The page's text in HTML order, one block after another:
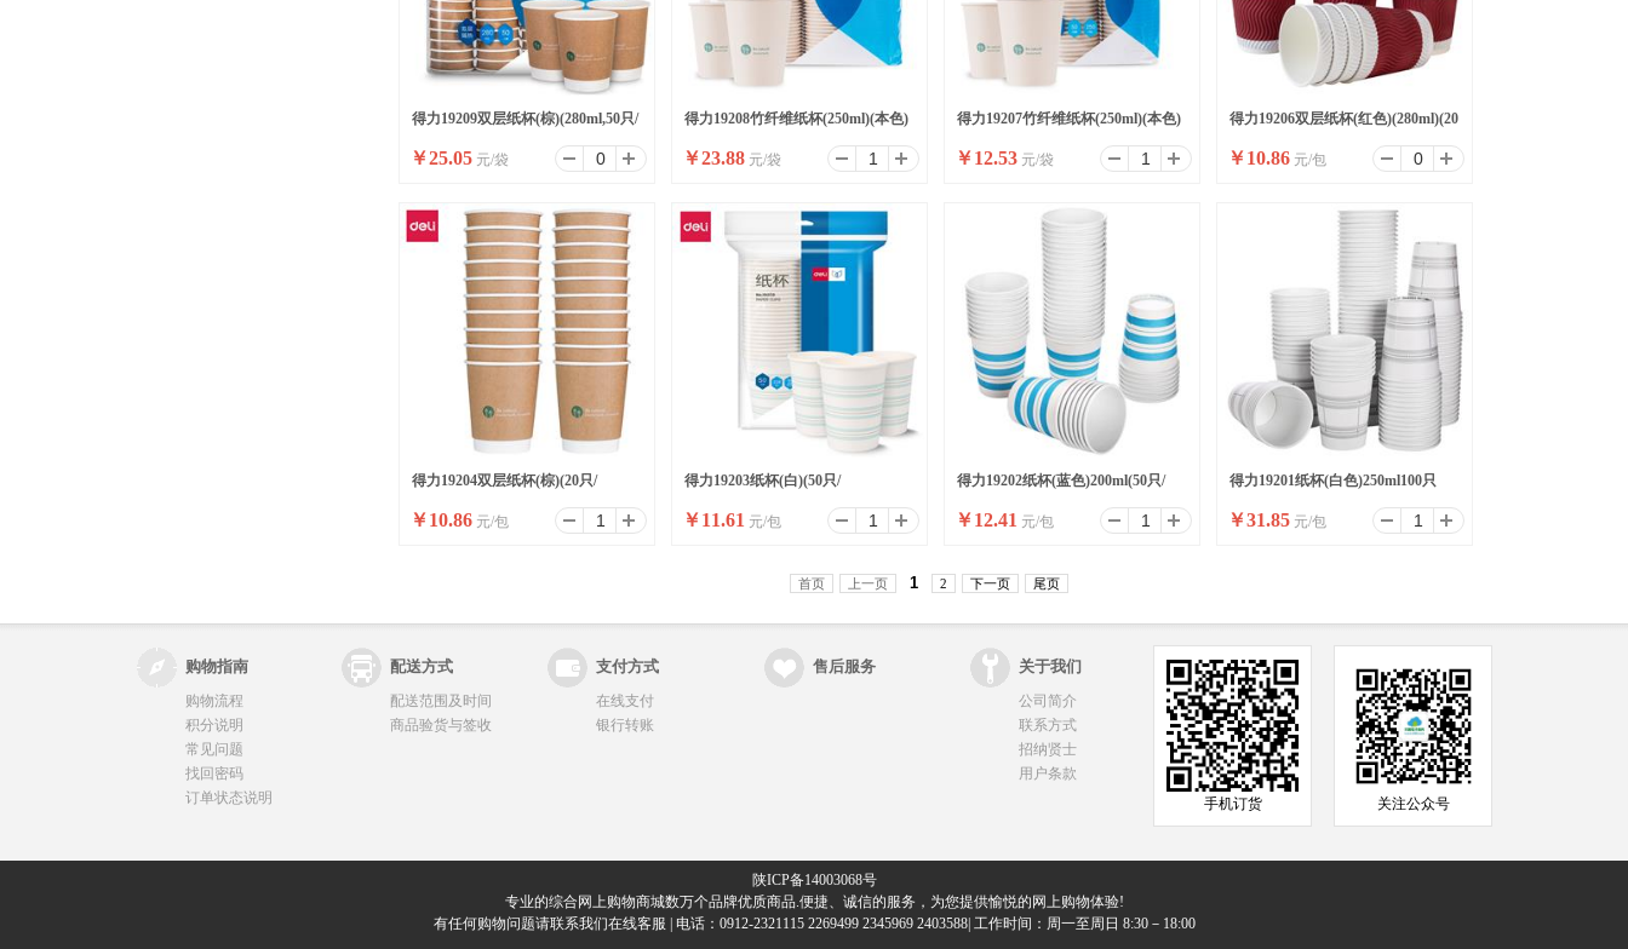
得力19209双层纸杯(棕)(280ml,50只/
袋)
￥25.05 元/袋
得力19208竹纤维纸杯(250ml)(本色)
(100只/袋)
￥23.88 元/袋
得力19207竹纤维纸杯(250ml)(本色)
(50只/袋)
￥12.53 元/袋
得力19206双层纸杯(红色)(280ml)(20
只/包)
￥10.86 元/包
得力19204双层纸杯(棕)(20只/
包)280ml240g五星纸+18gPE膜
￥10.86 元/包
得力19203纸杯(白)(50只/
包)228mlAPP240g纸+18gPE膜
￥11.61 元/包
得力19202纸杯(蓝色)200ml(50只/
包)240g五星纸+18gPE膜
￥12.41 元/包
得力19201纸杯(白色)250ml100只
280g太阳纸＋18克PE膜
￥31.85 元/包
首页 上一页 1 2 下一页 尾页
购物指南 配送方式 支付方式 售后服务 关于我们
购物流程
积分说明
常见问题
找回密码
订单状态说明
配送范围及时间
商品验货与签收
在线支付
银行转账
公司简介
联系方式
招纳贤士
用户条款
手机订货
关注公众号
陕ICP备14003068号
专业的综合网上购物商城数万个品牌优质商品.便捷、诚信的服务，为您提供愉悦的网上购物体验!
有任何购物问题请联系我们在线客服 | 电话：0912-2321115 2269499 2345969 2403588| 工作时间：周一至周日 8:30－18:00